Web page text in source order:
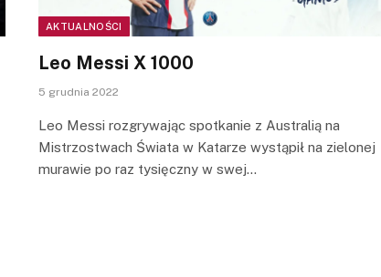
AKTUALNOŚCI
Leo Messi X 1000
5 grudnia 2022
Leo Messi rozgrywając spotkanie z Australią na
Mistrzostwach Świata w Katarze wystąpił na zielonej
murawie po raz tysięczny w swej…